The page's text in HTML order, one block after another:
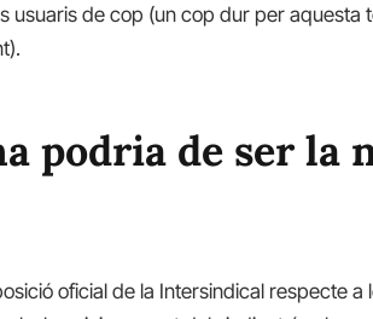
usuaris de cop (un cop dur per aquesta
podria de ser la
oficial de la Intersindical respecte a